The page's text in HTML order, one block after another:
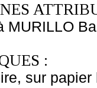
MURILLO
:
sur